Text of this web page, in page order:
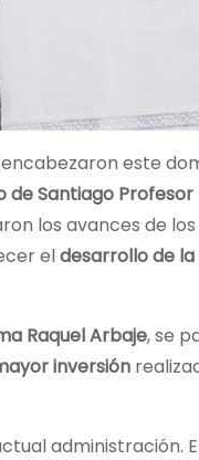
encabezaron este
Santiago Profesor
los avances de los
eldesarrollo de
Raquel Arbaje, se
inversión
administración.